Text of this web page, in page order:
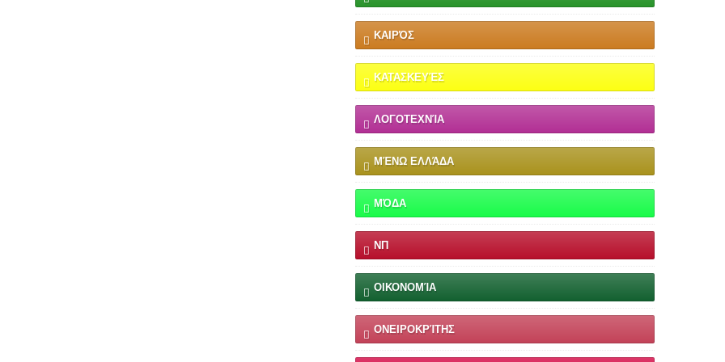
ΚΑΙΡΌΣ
ΚΑΤΑΣΚΕΥΈΣ
ΛΟΓΟΤΕΧΝΊΑ
ΜΈΝΩ ΕΛΛΆΔΑ
ΜΌΔΑ
ΝΠ
ΟΙΚΟΝΟΜΊΑ
ΟΝΕΙΡΟΚΡΊΤΗΣ